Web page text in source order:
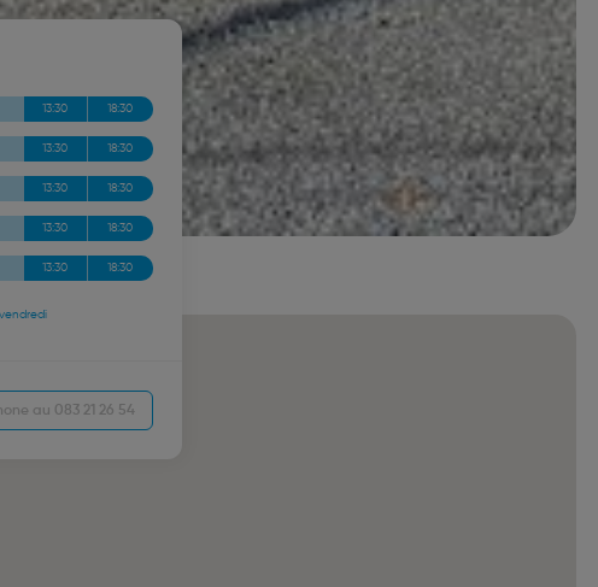
13:30 18:30
13:30 18:30
13:30 18:30
13:30 18:30
13:30 18:30
au 083 21 26 54